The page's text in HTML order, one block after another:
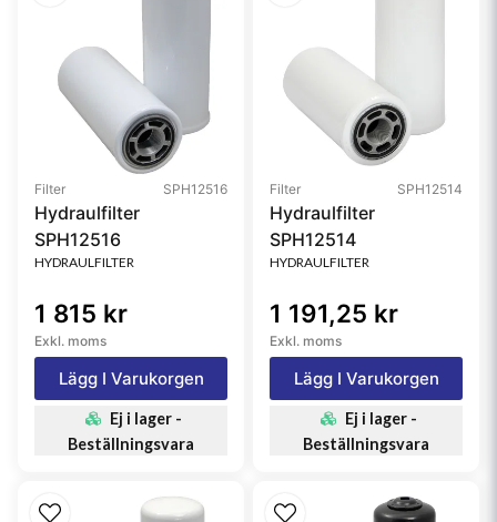
Filter SPH12516
Hydraulfilter
SPH12516
HYDRAULFILTER
1 815 kr
Exkl. moms
Lägg I Varukorgen
Ej i lager -
Beställningsvara
Filter SPH12514
Hydraulfilter
SPH12514
HYDRAULFILTER
1 191,25 kr
Exkl. moms
Lägg I Varukorgen
Ej i lager -
Beställningsvara